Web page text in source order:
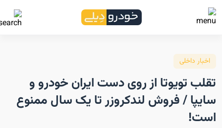
اخبار داخلی
تقلب تویوتا از روی دست ایران خودرو و
سایپا / فروش لندکروزر تا یک سال ممنوع
است!